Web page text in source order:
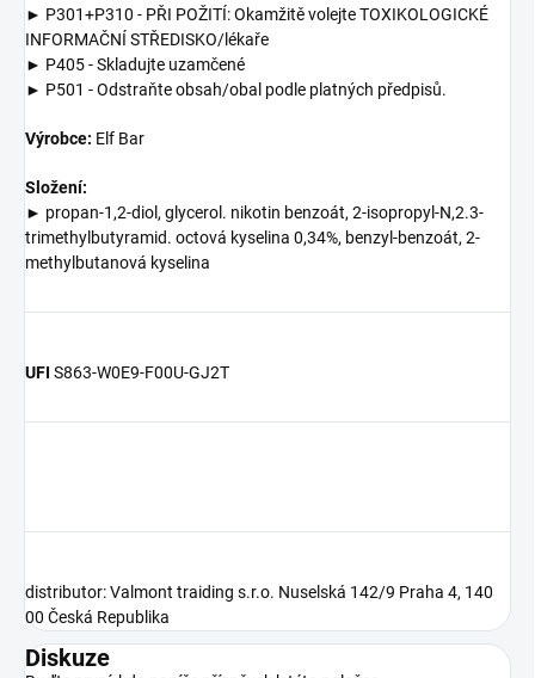
► P301+P310 - PŘI POŽITÍ: Okamžitě volejte TOXIKOLOGICKÉ
INFORMAČNÍ STŘEDISKO/lékaře
► P405 - Skladujte uzamčené
► P501 - Odstraňte obsah/obal podle platných předpisů.
Výrobce: Elf Bar
Složení:
► propan-1,2-diol, glycerol. nikotin benzoát, 2-isopropyl-N,2.3-
trimethylbutyramid. octová kyselina 0,34%, benzyl-benzoát, 2-
methylbutanová kyselina
UFI S863-W0E9-F00U-GJ2T
distributor:Valmont traiding s.r.o. Nuselská 142/9 Praha 4, 140
00 Česká Republika
Diskuze